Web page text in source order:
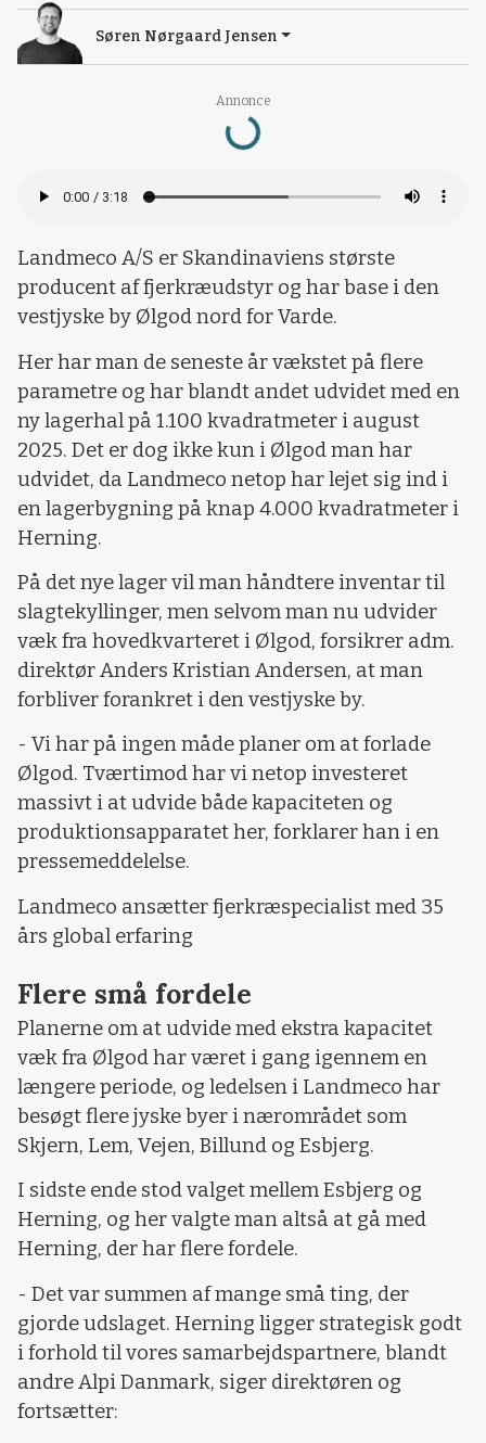
Annonce
Loading...
Søren Nørgaard Jensen
Landmeco A/S er Skandinaviens største
producent af fjerkræudstyr og har base i den
vestjyske by Ølgod nord for Varde.
Her har man de seneste år vækstet på flere
parametre og har blandt andet udvidet med en
ny lagerhal på 1.100 kvadratmeter i august
2025. Det er dog ikke kun i Ølgod man har
udvidet, da Landmeco netop har lejet sig ind i
en lagerbygning på knap 4.000 kvadratmeter i
Herning.
På det nye lager vil man håndtere inventar til
slagtekyllinger, men selvom man nu udvider
væk fra hovedkvarteret i Ølgod, forsikrer adm.
direktør Anders Kristian Andersen, at man
forbliver forankret i den vestjyske by.
- Vi har på ingen måde planer om at forlade
Ølgod. Tværtimod har vi netop investeret
massivt i at udvide både kapaciteten og
produktionsapparatet her, forklarer han i en
pressemeddelelse.
Landmeco ansætter fjerkræspecialist med 35
års global erfaring
Flere små fordele
Planerne om at udvide med ekstra kapacitet
væk fra Ølgod har været i gang igennem en
længere periode, og ledelsen i Landmeco har
besøgt flere jyske byer i nærområdet som
Skjern, Lem, Vejen, Billund og Esbjerg.
I sidste ende stod valget mellem Esbjerg og
Herning, og her valgte man altså at gå med
Herning, der har flere fordele.
- Det var summen af mange små ting, der
gjorde udslaget. Herning ligger strategisk godt
i forhold til vores samarbejdspartnere, blandt
andre Alpi Danmark, siger direktøren og
fortsætter: